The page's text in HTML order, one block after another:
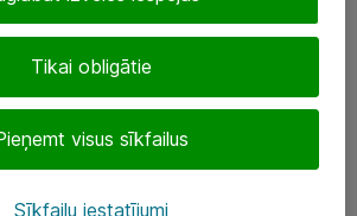
50Tikai obligātie
visus sīkfailus
Sīkfailu iestatījumi